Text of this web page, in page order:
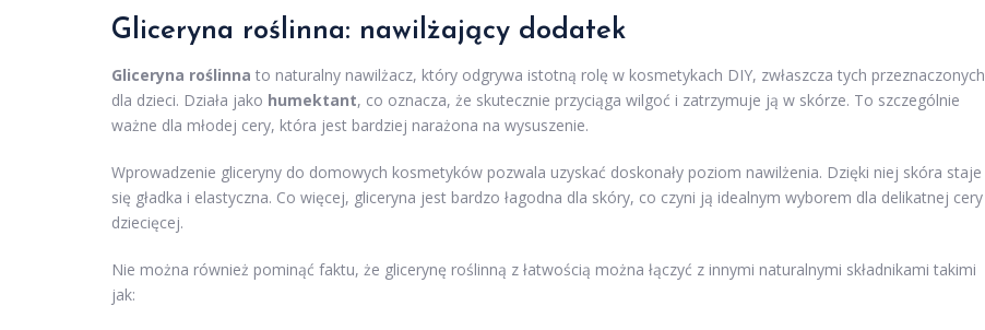
Gliceryna roślinna: nawilżający dodatek
Gliceryna roślinna to naturalny nawilżacz, który odgrywa istotną rolę w kosmetykach DIY, zwłaszcza tych przeznaczonych
dla dzieci. Działa jako humektant, co oznacza, że skutecznie przyciąga wilgoć i zatrzymuje ją w skórze. To szczególnie
ważne dla młodej cery, która jest bardziej narażona na wysuszenie.
Wprowadzenie gliceryny do domowych kosmetyków pozwala uzyskać doskonały poziom nawilżenia. Dzięki niej skóra staje
się gładka i elastyczna. Co więcej, gliceryna jest bardzo łagodna dla skóry, co czyni ją idealnym wyborem dla delikatnej cery
dziecięcej.
Nie można również pominąć faktu, że glicerynę roślinną z łatwością można łączyć z innymi naturalnymi składnikami takimi
jak: